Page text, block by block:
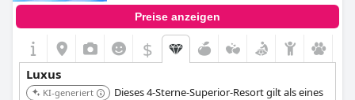
Preise anzeigen
$
Luxus
KI-generiert
Dieses 4-Sterne-Superior-Resort gilt als eines